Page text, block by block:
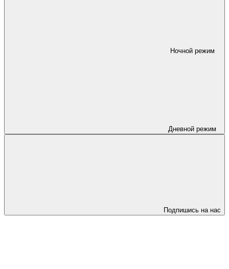
Ночной режим
Дневной режим
Подпишись на нас